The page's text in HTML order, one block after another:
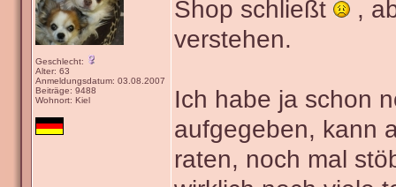
Geschlecht:
Alter: 63
Anmeldungsdatum: 03.08.2007
Beiträge: 9488
Wohnort: Kiel
Shop schließt
,
verstehen.
Ich habe ja schon
aufgegeben, kann
raten, noch mal